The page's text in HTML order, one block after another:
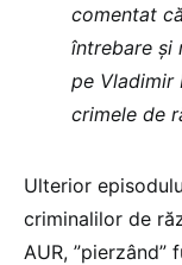
comentat
întrebare și
pe Vladimir
crimele de
Ulterior
criminalilor de
AUR, ”pierzând”